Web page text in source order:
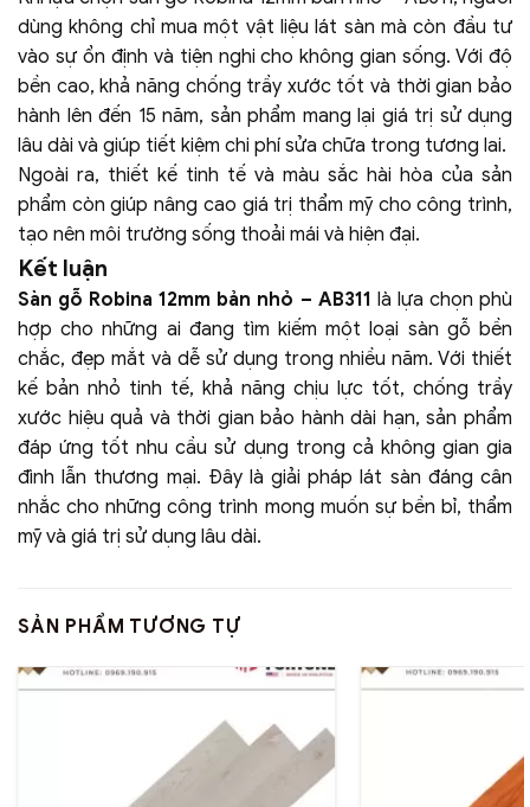
dùng không chỉ mua một vật liệu lát sàn mà còn đầu tư
vào sự ổn định và tiện nghi cho không gian sống. Với độ
bền cao, khả năng chống trầy xước tốt và thời gian bảo
hành lên đến 15 năm, sản phẩm mang lại giá trị sử dụng
lâu dài và giúp tiết kiệm chi phí sửa chữa trong tương lai.
Ngoài ra, thiết kế tinh tế và màu sắc hài hòa của sản
phẩm còn giúp nâng cao giá trị thẩm mỹ cho công trình,
tạo nên môi trường sống thoải mái và hiện đại.
Kết luận
Sàn gỗ Robina 12mm bản nhỏ – AB311 là lựa chọn phù
hợp cho những ai đang tìm kiếm một loại sàn gỗ bền
chắc, đẹp mắt và dễ sử dụng trong nhiều năm. Với thiết
kế bản nhỏ tinh tế, khả năng chịu lực tốt, chống trầy
xước hiệu quả và thời gian bảo hành dài hạn, sản phẩm
đáp ứng tốt nhu cầu sử dụng trong cả không gian gia
đình lẫn thương mại. Đây là giải pháp lát sàn đáng cân
nhắc cho những công trình mong muốn sự bền bỉ, thẩm
mỹ và giá trị sử dụng lâu dài.
SẢN PHẨM TƯƠNG TỰ